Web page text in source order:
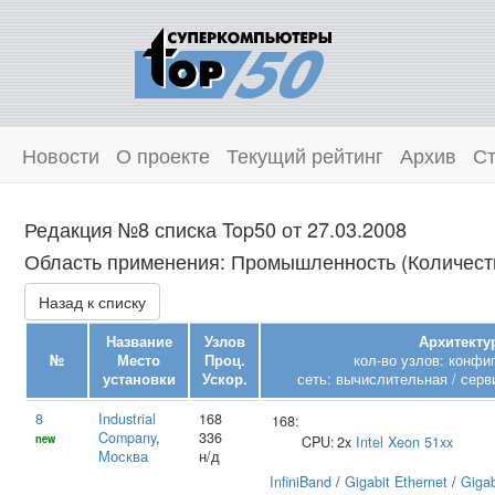
Новости О проекте Текущий рейтинг Архив
Редакция №8 списка Top50 от 27.03.2008
Область применения: Промышленность
Назад к списку
№
Название
Место
установки
Узлов
Проц.
Ускор.
кол-во узлов:
сеть: вычислительная /
8
new
Industrial
Company,
Москва
168
336
н/д
168:
CPU:2x Intel Xeon 51xx
InfiniBand / Gigabit Ethernet /